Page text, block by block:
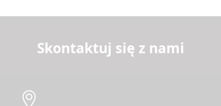
Skontaktuj się z nami